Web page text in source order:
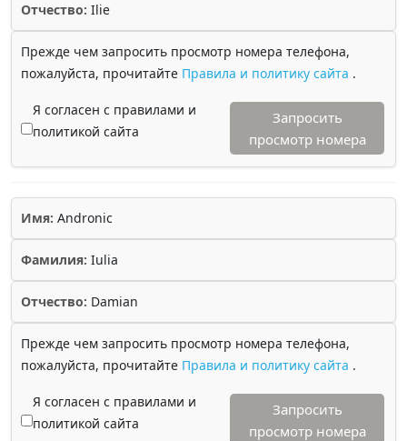
Отчество: Ilie
Прежде чем запросить просмотр номера телефона,
пожалуйста, прочитайте Правила и политику сайта .
Я согласен с правилами и
политикой сайта
Запросить
просмотр номера
Имя: Andronic
Фамилия: Iulia
Отчество: Damian
Прежде чем запросить просмотр номера телефона,
пожалуйста, прочитайте Правила и политику сайта .
Я согласен с правилами и
политикой сайта
Запросить
просмотр номера